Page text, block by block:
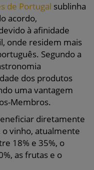
de Portugal sublinha
acordo,
à afinidade
onde residem mais
Segundo a
dos produtos
uma vantagem
Membros.
diretamente
o vinho, atualmente
18% e 35%, o
as frutas e o